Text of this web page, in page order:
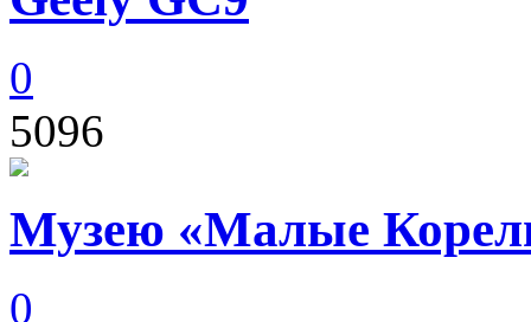
0
5096
Музею «Малые
0